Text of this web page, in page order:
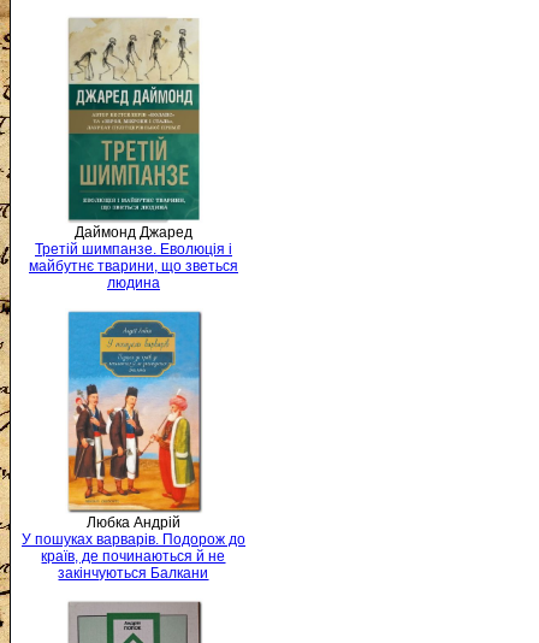
Даймонд Джаред
Третій шимпанзе. Еволюція і
майбутнє тварини, що зветься
людина
Любка Андрій
У пошуках варварів. Подорож до
країв, де починаються й не
закінчуються Балкани